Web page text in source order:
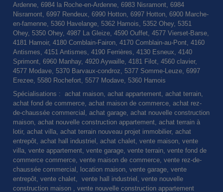
Ardenne, 6984 la Roche-en-Ardenne, 6983 Nisramont, 6984
Nisramont, 6997 Rendeux, 6990 Hotton, 6997 Hotton, 6900 Marche-
en-famenne, 5360 Havelange, 5362 Hamois, 5352 Ohey, 5351
Ohey, 5350 Ohey, 4987 La Gleize, 4590 Ouffet, 4577 Vierset-Barse,
4181 Hamoir, 4180 Comblain-Fairon, 4170 Comblain-au-Pont, 4160
Antismes, 4151 Antismes, 4190 Ferrières, 4130 Esneux, 4140
Sprimont, 6960 Manhay, 4920 Aywaille, 4181 Filot, 4560 clavier,
4577 Modave, 5370 Barvaux-condroz, 5377 Somme-Leuze, 6997
Erezee, 5580 Rochefort, 5577 Modave, 5360 Hamois
Spécialisations : achat maison, achat appartement, achat terrain,
achat fond de commerce, achat maison de commerce, achat rez-
de-chaussée commercial, achat garage, achat nouvelle construction
maison, achat nouvelle construction appartement, achat terrain à
lotir, achat villa, achat terrain nouveau projet immobilier, achat
entrepôt, achat hall industriel, achat chalet, vente maison, vente
villa, vente appartement, vente garage, vente terrain, vente fond de
commerce commerce, vente maison de commerce, vente rez-de-
chaussée commercial, location maison, vente garage, vente
entrepôt, vente chalet, vente hall industriel, vente nouvelle
construction maison , vente nouvelle construction appartement